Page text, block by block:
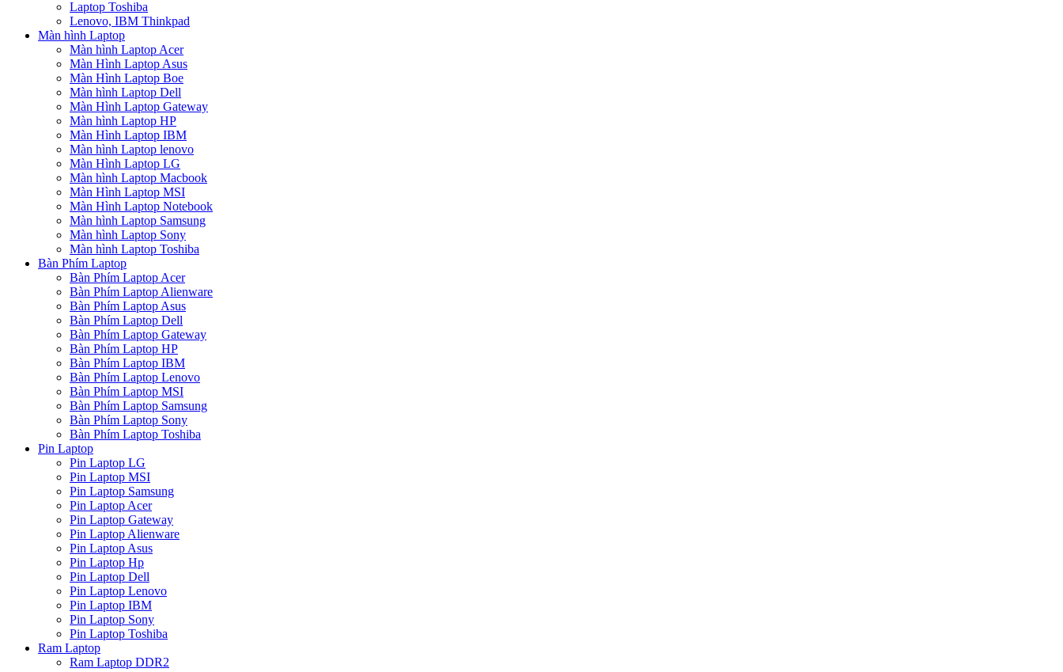
Laptop Toshiba
Lenovo, IBM Thinkpad
Màn hình Laptop
Màn hình Laptop Acer
Màn Hình Laptop Asus
Màn Hình Laptop Boe
Màn hình Laptop Dell
Màn Hình Laptop Gateway
Màn hình Laptop HP
Màn Hình Laptop IBM
Màn hình Laptop lenovo
Màn Hình Laptop LG
Màn hình Laptop Macbook
Màn Hình Laptop MSI
Màn Hình Laptop Notebook
Màn hình Laptop Samsung
Màn hình Laptop Sony
Màn hình Laptop Toshiba
Bàn Phím Laptop
Bàn Phím Laptop Acer
Bàn Phím Laptop Alienware
Bàn Phím Laptop Asus
Bàn Phím Laptop Dell
Bàn Phím Laptop Gateway
Bàn Phím Laptop HP
Bàn Phím Laptop IBM
Bàn Phím Laptop Lenovo
Bàn Phím Laptop MSI
Bàn Phím Laptop Samsung
Bàn Phím Laptop Sony
Bàn Phím Laptop Toshiba
Pin Laptop
Pin Laptop LG
Pin Laptop MSI
Pin Laptop Samsung
Pin Laptop Acer
Pin Laptop Gateway
Pin Laptop Alienware
Pin Laptop Asus
Pin Laptop Hp
Pin Laptop Dell
Pin Laptop Lenovo
Pin Laptop IBM
Pin Laptop Sony
Pin Laptop Toshiba
Ram Laptop
Ram Laptop DDR2